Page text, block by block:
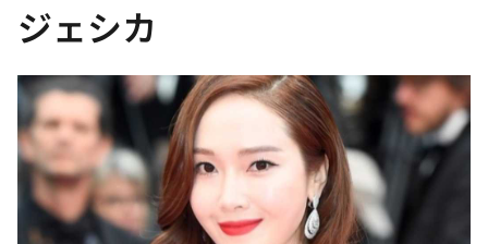
ジェシカ